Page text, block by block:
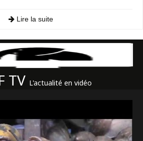
Lire la suite
TV L'actualité en vidéo